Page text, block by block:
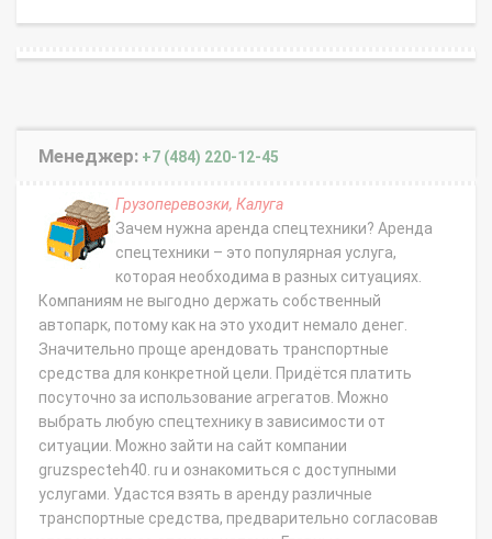
Менеджер: +7 (484) 220-12-45
Грузоперевозки, Калуга
Зачем нужна аренда спецтехники? Аренда
спецтехники – это популярная услуга,
которая необходима в разных ситуациях.
Компаниям не выгодно держать собственный
автопарк, потому как на это уходит немало денег.
Значительно проще арендовать транспортные
средства для конкретной цели. Придётся платить
посуточно за использование агрегатов. Можно
выбрать любую спецтехнику в зависимости от
ситуации. Можно зайти на сайт компании
gruzspecteh40. ru и ознакомиться с доступными
услугами. Удастся взять в аренду различные
транспортные средства, предварительно согласовав